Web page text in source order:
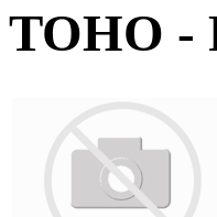
TOHO -